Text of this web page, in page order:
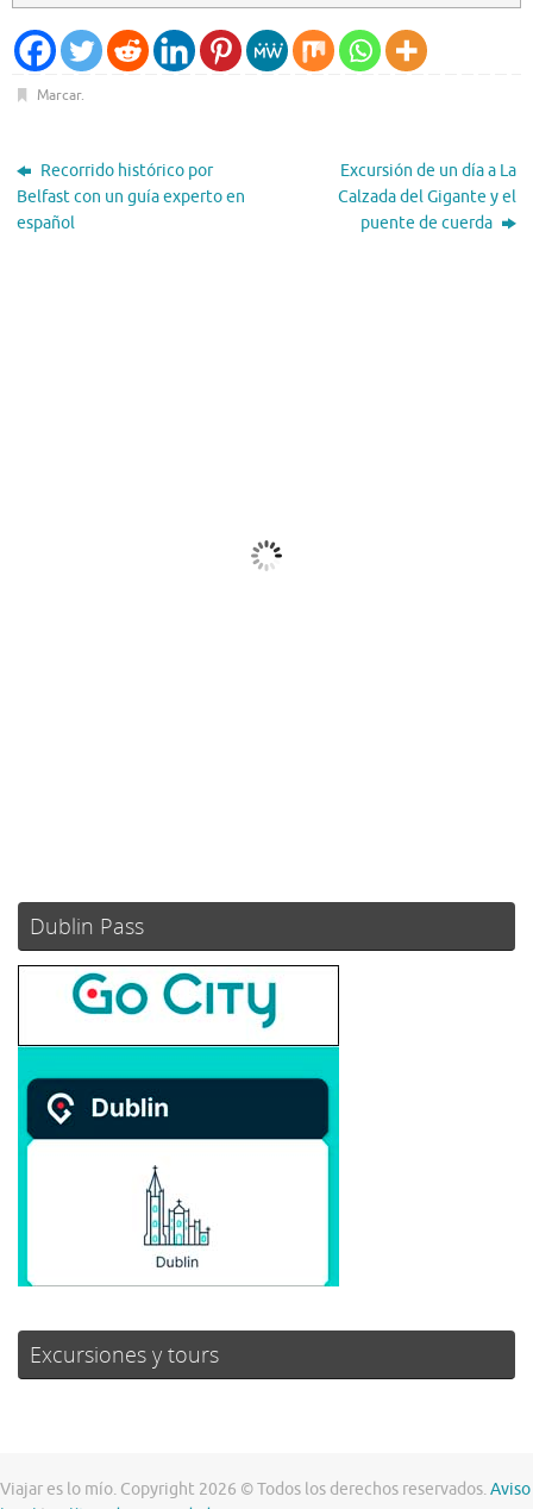
Marcar.
Recorrido histórico por
Belfast con un guía experto en
español
Excursión de un día a La
Calzada del Gigante y el
puente de cuerda
Lluvia De Gran Intensidad
Dublin Pass
Excursiones y tours
Viajar es lo mío. Copyright 2026 © Todos los derechos reservados.Aviso